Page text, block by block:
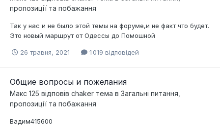
пропозиції та побажання
Так у нас и не было этой темы на форуме,и не факт что будет.
Это новый маршрут от Одессы до Помошной
26 травня, 2021 1 019 відповідей
Общие вопросы и пожелания
Макс 125 відповів chaker тема в Загальні питання,
пропозиції та побажання
Вадим415600